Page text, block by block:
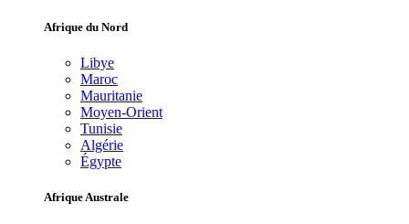
Afrique du Nord
Libye
Maroc
Mauritanie
Moyen-Orient
Tunisie
Algérie
Égypte
Afrique Australe